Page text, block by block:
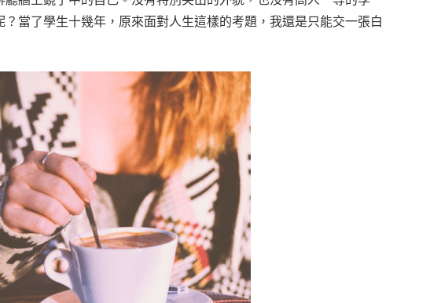
當了學生十幾年，原來面對人生這樣的考題，我還是只能交一張白